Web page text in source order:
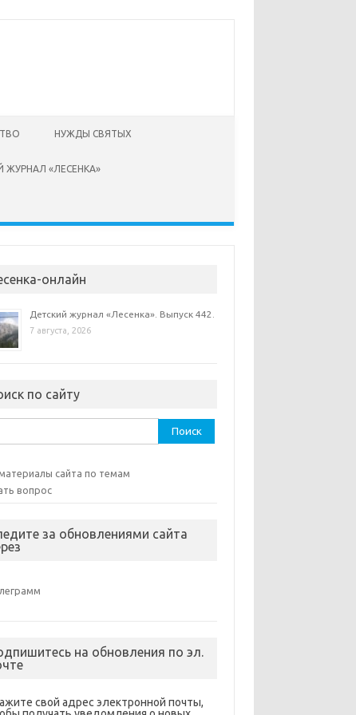
НУЖДЫ СВЯТЫХ
ЖУРНАЛ «ЛЕСЕНКА»
онлайн
Детский журнал «Лесенка». Выпуск 442.
7 августа, 2026
по сайту
сайта по темам
вопрос
за обновлениями сайта
на обновления по эл.
свой адрес электронной почты,